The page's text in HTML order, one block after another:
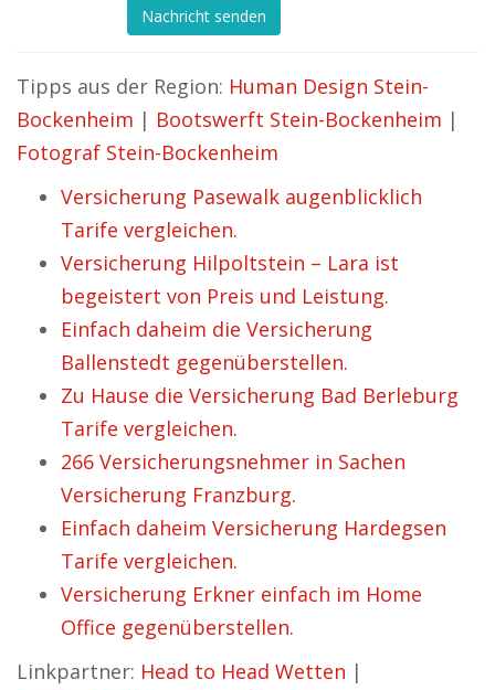
Nachricht senden
Tipps aus der Region: Human Design Stein-
Bockenheim | Bootswerft Stein-Bockenheim |
Fotograf Stein-Bockenheim
Versicherung Pasewalk augenblicklich
Tarife vergleichen.
Versicherung Hilpoltstein – Lara ist
begeistert von Preis und Leistung.
Einfach daheim die Versicherung
Ballenstedt gegenüberstellen.
Zu Hause die Versicherung Bad Berleburg
Tarife vergleichen.
266 Versicherungsnehmer in Sachen
Versicherung Franzburg.
Einfach daheim Versicherung Hardegsen
Tarife vergleichen.
Versicherung Erkner einfach im Home
Office gegenüberstellen.
Linkpartner: Head to Head Wetten |